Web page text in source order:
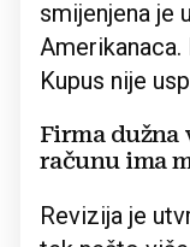
smijenjena je
Kupus nije
Firma dužna
računu ima
Revizija je